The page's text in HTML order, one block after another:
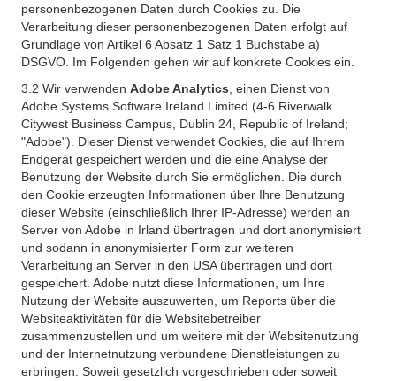
personenbezogenen Daten durch Cookies zu. Die
Verarbeitung dieser personenbezogenen Daten erfolgt auf
Grundlage von Artikel 6 Absatz 1 Satz 1 Buchstabe a)
DSGVO. Im Folgenden gehen wir auf konkrete Cookies ein.
3.2 Wir verwenden Adobe Analytics , einen Dienst von
Adobe Systems Software Ireland Limited (4-6 Riverwalk
Citywest Business Campus, Dublin 24, Republic of Ireland;
"Adobe"). Dieser Dienst verwendet Cookies, die auf Ihrem
Endgerät gespeichert werden und die eine Analyse der
Benutzung der Website durch Sie ermöglichen. Die durch
den Cookie erzeugten Informationen über Ihre Benutzung
dieser Website (einschließlich Ihrer IP-Adresse) werden an
Server von Adobe in Irland übertragen und dort anonymisiert
und sodann in anonymisierter Form zur weiteren
Verarbeitung an Server in den USA übertragen und dort
gespeichert. Adobe nutzt diese Informationen, um Ihre
Nutzung der Website auszuwerten, um Reports über die
Websiteaktivitäten für die Websitebetreiber
zusammenzustellen und um weitere mit der Websitenutzung
und der Internetnutzung verbundene Dienstleistungen zu
erbringen. Soweit gesetzlich vorgeschrieben oder soweit